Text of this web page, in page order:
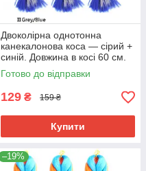
Двоколірна однотонна
канекалонова коса — сірий +
синій. Довжина в косі 60 см.
#Термостійка.
Готово до відправки
129 ₴ 159 ₴
Купити
–19%